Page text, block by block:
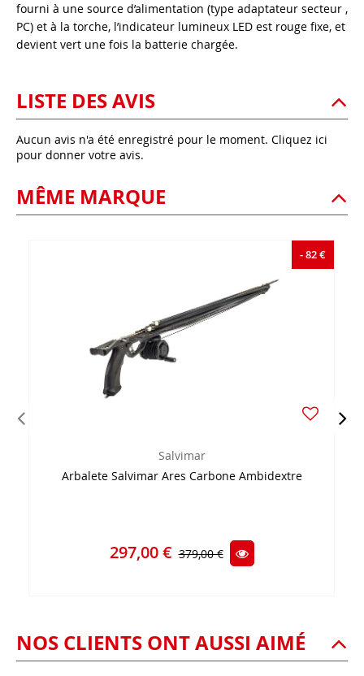
fourni à une source d’alimentation (type adaptateur secteur ,
PC) et à la torche, l’indicateur lumineux LED est rouge fixe, et
devient vert une fois la batterie chargée.
LISTE DES AVIS
Aucun avis n'a été enregistré pour le moment. Cliquez ici
pour donner votre avis.
MÊME MARQUE
- 82 €
Salvimar
Arbalete Salvimar Ares Carbone Ambidextre
297,00 € 379,00 €
NOS CLIENTS ONT AUSSI AIMÉ